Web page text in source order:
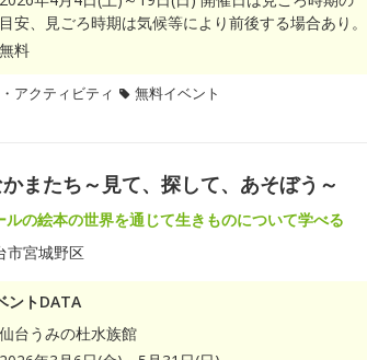
目安、見ごろ時期は気候等により前後する場合あり。
無料
アクティビティ 無料イベント
またち～見て、探して、あそぼう～
ルの絵本の世界を通じて生きものについて学べる
市宮城野区
ントDATA
仙台うみの杜水族館